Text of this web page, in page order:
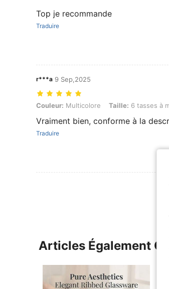
Top je recommande
Traduire
r***a 9 Sep,2025
Couleur: Multicolore, Taille: 6 tasses à motifs
Couleur: Multicolore Taille: 6 tasses à
Vraiment bien, conforme à la
Traduire
Articles Également